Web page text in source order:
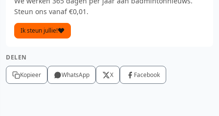
Steun ons vanaf €0,01.
Ik steun jullie!
DELEN
Kopieer WhatsApp X Facebook